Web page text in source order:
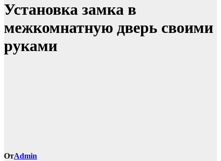
Установка замка в
межкомнатную дверь своими
руками
ОтAdmin